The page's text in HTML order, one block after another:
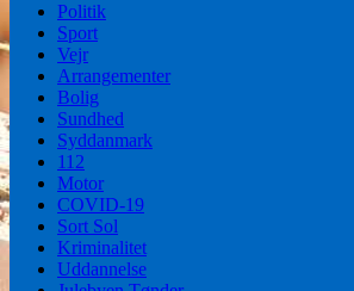
Politik
Sport
Vejr
Arrangementer
Bolig
Sundhed
Syddanmark
112
Motor
COVID-19
Sort Sol
Kriminalitet
Uddannelse